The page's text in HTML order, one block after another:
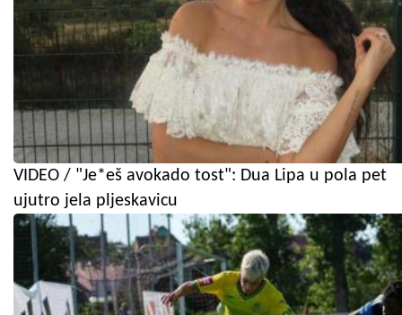
VIDEO / "Je*eš avokado tost": Dua Lipa u pola pet
ujutro jela pljeskavicu